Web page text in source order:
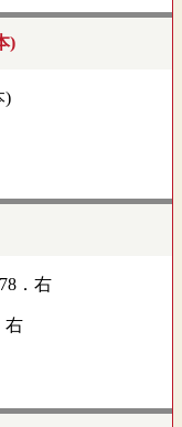
)
右